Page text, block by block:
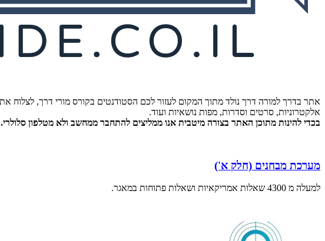
אתר בדרך למורה דרך נולד מתוך המקום לעזור לכם הסטודנטים בקורס מורי דרך, לצלוח
אלקטרוניות, סרטים וסדרות, מפות נושאיות ועוד.
בכדי להינות מתוכן האתר בצורה מיטבית אנו ממליצים להתחבר ממחשב ולא מטלפון סלולרי.
מערכת מבחנים (חלק א')
למעלה מ 4300 שאלות אמריקאיות ושאלות פתוחות במאגר.